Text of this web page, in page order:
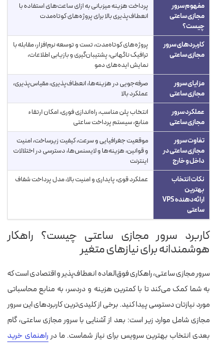
مفهوم سرور
مجازی ساعتی
چیست؟
پرداخت هزینه میزبانی به ازای ساعت‌های استفاده با
انعطاف‌پذیری بالا برای پروژه‌های کوتاه‌مدت
کاربردهای سرور
مجازی ساعتی
پروژه‌های کوتاه‌مدت، تست و توسعه نرم‌افزار، مقابله با
ترافیک ناگهانی، پشتیبان‌گیری و بازیابی اطلاعات،
نمایش ایده‌های دمو
مزایای سرور
مجازی ساعتی
صرفه‌جویی در هزینه‌ها، انعطاف‌پذیری، مقیاس‌پذیری،
عملکرد بالا
عملکرد سرور
مجازی ساعتی
انتخاب پلن مناسب، راه‌اندازی فوری، امکان ارتقاء
منابع، سیستم پرداخت ساعتی
تفاوت سرور
مجازی ساعتی در
داخل و خارج
موقعیت جغرافیایی و سرعت، کیفیت زیرساخت، امنیت
و قوانین، هزینه‌ها و لایسنس‌ها، دسترسی در اختلالات
اینترنت
نکات انتخاب
بهترین
ارائه‌دهنده VPS
ساعتی
عملکرد قوی، پایداری و امنیت بالا، مدل پرداخت شفاف
کاربرد سرور مجازی ساعتی چیست؟ راهکار
هوشمندانه برای نیازهای متغیر
سرور مجازی ساعتی، راهکاری فوق‌العاده انعطاف‌پذیر و اقتصادی است که
به شما کمک می‌کند تا با کمترین هزینه و دردسر، به منابع محاسباتی
مورد نیازتان دسترسی پیدا کنید. برخی از کلیدی‌ترین کاربردهای این سرور
مجازی شامل موارد زیر است: بعد از آشنایی با سرور مجازی ساعتی، گام
بعدی انتخاب بهترین سرویس برای نیاز شماست. ما در راهنمای خرید